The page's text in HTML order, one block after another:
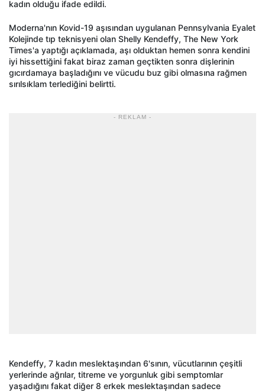
kadın olduğu ifade edildi.
Moderna'nın Kovid-19 aşısından uygulanan Pennsylvania Eyalet
Kolejinde tıp teknisyeni olan Shelly Kendeffy, The New York
Times'a yaptığı açıklamada, aşı olduktan hemen sonra kendini
iyi hissettiğini fakat biraz zaman geçtikten sonra dişlerinin
gıcırdamaya başladığını ve vücudu buz gibi olmasına rağmen
sırılsıklam terlediğini belirtti.
- REKLAM -
Kendeffy, 7 kadın meslektaşından 6'sının, vücutlarının çeşitli
yerlerinde ağrılar, titreme ve yorgunluk gibi semptomlar
yaşadığını fakat diğer 8 erkek meslektaşından sadece